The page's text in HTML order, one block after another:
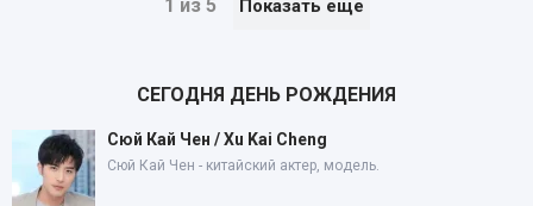
1 из 5 Показать еще
СЕГОДНЯ ДЕНЬ РОЖДЕНИЯ
Сюй Кай Чен / Xu Kai Cheng
Сюй Кай Чен - китайский актер, модель.